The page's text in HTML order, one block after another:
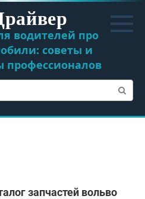
водителей про
советы и
профессионалов
запчастей вольво